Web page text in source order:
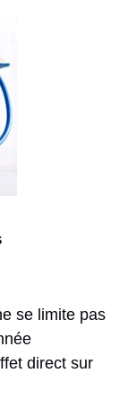
se limite pas
direct sur